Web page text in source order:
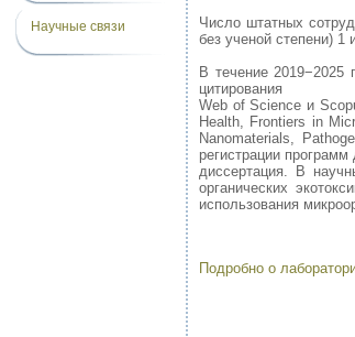
Научные связи
Число штатных
без ученой степени)
В течение 2019−2025
цитирования
Web of Science и
Health, Frontiers in
Nanomaterials,
регистрации
диссертация. В
органических
использования
Подробно о